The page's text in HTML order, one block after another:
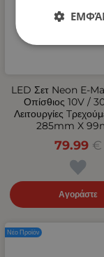
LED Σετ Neon Е-
Οπίσθιος 10V /
Λειτουργίες
285mm X
79.99 €
Αγοράστε
Νέο Προϊόν